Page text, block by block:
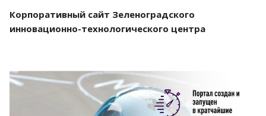
Корпоративный сайт Зеленоградского
инновационно-технологического центра